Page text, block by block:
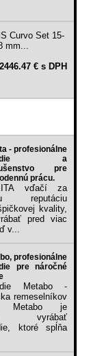
Curvo Set 15-
mm...
2446.47 € s DPH
- profesionálne
a
pre
prácu.
vďačí za
reputáciu
kvality,
pred viac
v...
profesionálne
pre náročné
Metabo -
remeselníkov
Metabo je
vyrábať
ktoré spĺňa